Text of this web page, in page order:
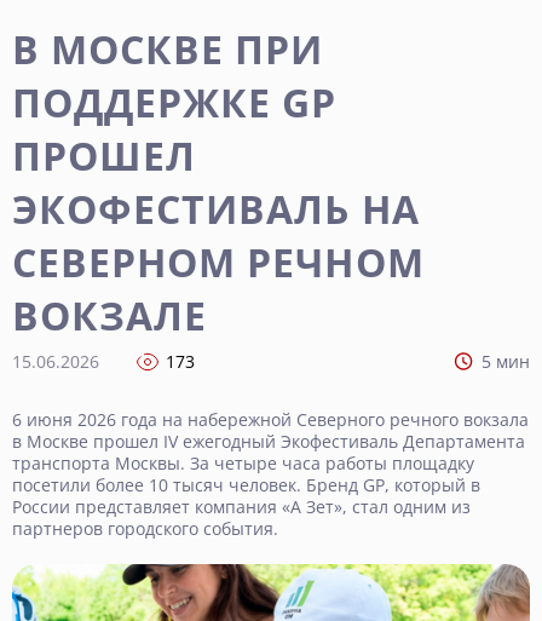
В МОСКВЕ ПРИ
ПОДДЕРЖКЕ GP
ПРОШЕЛ
ЭКОФЕСТИВАЛЬ НА
СЕВЕРНОМ РЕЧНОМ
ВОКЗАЛЕ
15.06.2026 173 5 мин
6 июня 2026 года на набережной Северного речного вокзала
в Москве прошел IV ежегодный Экофестиваль Департамента
транспорта Москвы. За четыре часа работы площадку
посетили более 10 тысяч человек. Бренд GP, который в
России представляет компания «А Зет», стал одним из
партнеров городского события.